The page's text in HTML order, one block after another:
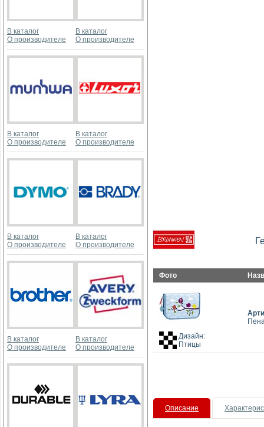
В каталог
О производителе
В каталог
О производителе
В каталог
О производителе
В каталог
О производителе
В каталог
О производителе
В каталог
О производителе
В каталог
О производителе
В каталог
О производителе
Фото
Дизайн:
Птицы
Описание